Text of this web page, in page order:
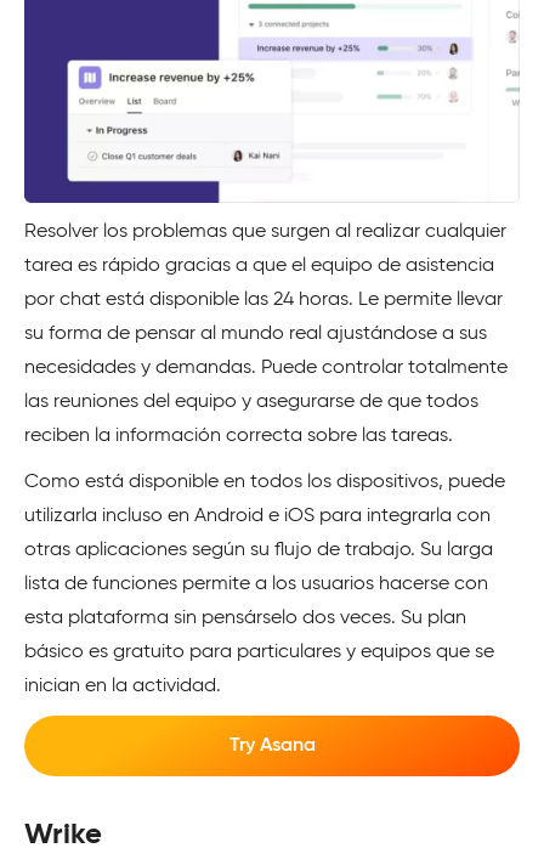
Resolver los problemas que surgen al realizar cualquier
tarea es rápido gracias a que el equipo de asistencia
por chat está disponible las 24 horas. Le permite llevar
su forma de pensar al mundo real ajustándose a sus
necesidades y demandas. Puede controlar totalmente
las reuniones del equipo y asegurarse de que todos
reciben la información correcta sobre las tareas.
Como está disponible en todos los dispositivos, puede
utilizarla incluso en Android e iOS para integrarla con
otras aplicaciones según su flujo de trabajo. Su larga
lista de funciones permite a los usuarios hacerse con
esta plataforma sin pensárselo dos veces. Su plan
básico es gratuito para particulares y equipos que se
inician en la actividad.
Try Asana
Wrike